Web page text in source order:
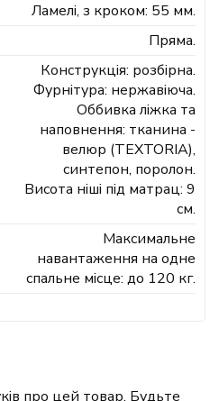
Ламелі, з кроком: 55 мм.
Пряма.
Конструкція: розбірна.
Фурнітура: нержавіюча.
Оббивка ліжка та
наповнення: тканина -
велюр (TEXTORIA),
синтепон, поролон.
Висота ніші під матрац: 9
см.
Максимальне
навантаження на одне
спальне місце: до 120 кг.
про цей товар. Будьте